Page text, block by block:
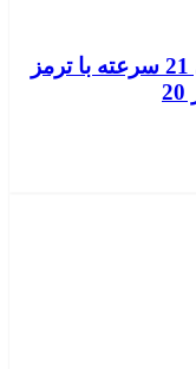
دوچرخه چیاوا مدل آکو دنده ای 21 سرعته با ترمز